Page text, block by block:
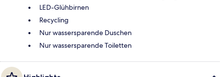
LED-Glühbirnen
Recycling
Nur wassersparende Duschen
Nur wassersparende Toiletten